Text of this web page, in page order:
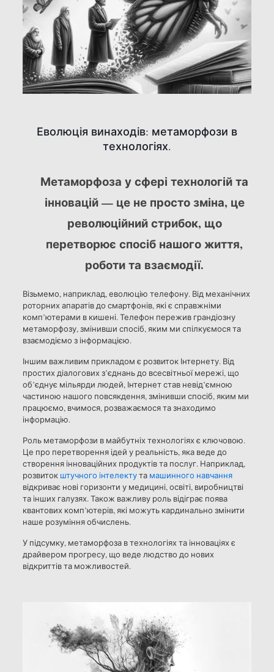
Еволюція винаходів: метаморфози в
технологіях.
Метаморфоза у сфері технологій та
інновацій — це не просто зміна, це
революційний стрибок, що
перетворює спосіб нашого життя,
роботи та взаємодії.
Візьмемо, наприклад, еволюцію телефону. Від механічних
роторних апаратів до смартфонів, які є справжніми
комп’ютерами в кишені. Телефон пережив грандіозну
метаморфозу, змінивши спосіб, яким ми спілкуємося та
взаємодіємо з інформацією.
Іншим важливим прикладом є розвиток Інтернету. Від
простих діалогових з’єднань до всесвітньої мережі, що
об’єднує мільярди людей, Інтернет став невід’ємною
частиною нашого повсякдення, змінивши спосіб, яким ми
працюємо, вчимося, розважаємося та знаходимо
інформацію.
Роль метаморфози в майбутніх технологіях є ключовою.
Це про перетворення ідей у реальність, яка веде до
створення інноваційних продуктів та послуг. Наприклад,
розвиток штучного інтелектута машинного навчання
відкриває нові горизонти у медицині, освіті, виробництві
та інших галузях. Також важливу роль відіграє поява
квантових комп’ютерів, які можуть кардинально змінити
наше розуміння обчислень.
У підсумку, метаморфоза в технологіях та інноваціях є
драйвером прогресу, що веде людство до нових
відкриттів та можливостей.